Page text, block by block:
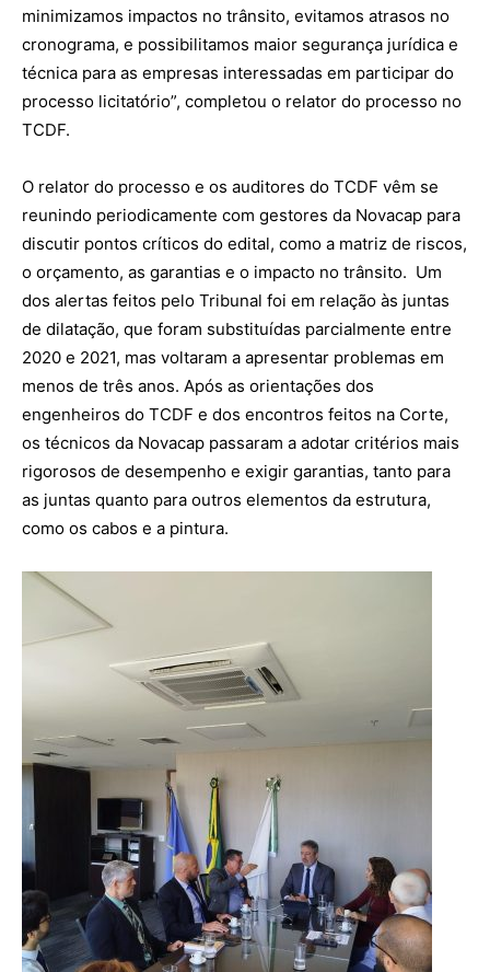
minimizamos impactos no trânsito, evitamos atrasos no
cronograma, e possibilitamos maior segurança jurídica e
técnica para as empresas interessadas em participar do
processo licitatório”, completou o relator do processo no
TCDF.
O relator do processo e os auditores do TCDF vêm se
reunindo periodicamente com gestores da Novacap para
discutir pontos críticos do edital, como a matriz de riscos,
o orçamento, as garantias e o impacto no trânsito. Um
dos alertas feitos pelo Tribunal foi em relação às juntas
de dilatação, que foram substituídas parcialmente entre
2020 e 2021, mas voltaram a apresentar problemas em
menos de três anos. Após as orientações dos
engenheiros do TCDF e dos encontros feitos na Corte,
os técnicos da Novacap passaram a adotar critérios mais
rigorosos de desempenho e exigir garantias, tanto para
as juntas quanto para outros elementos da estrutura,
como os cabos e a pintura.